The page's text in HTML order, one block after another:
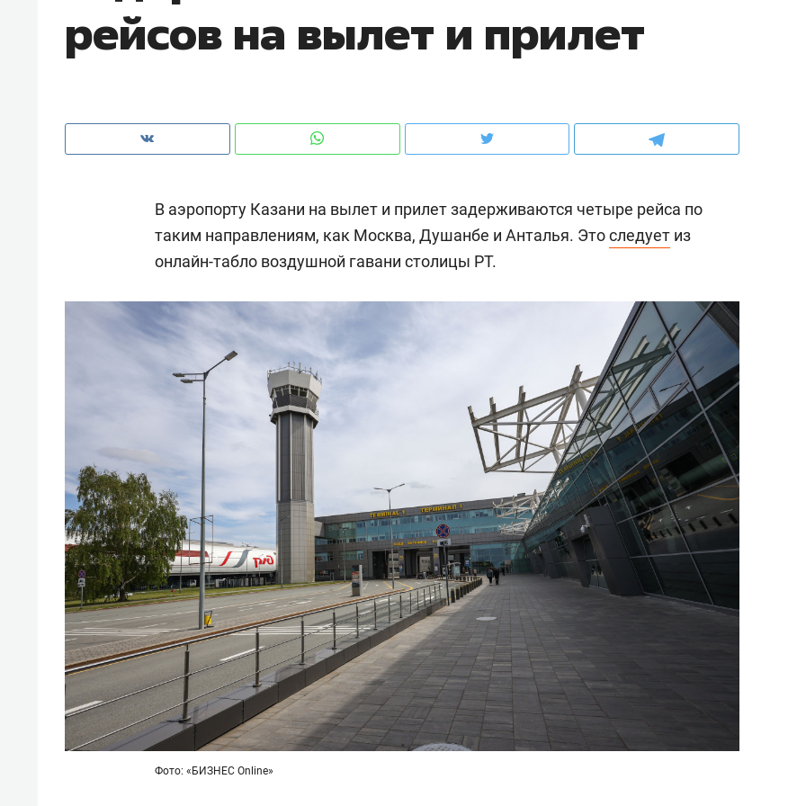
рейсов на вылет и прилет
В аэропорту Казани на вылет и прилет задерживаются четыре рейса по
таким направлениям, как Москва, Душанбе и Анталья. Этоследует из
онлайн-табло воздушной гавани столицы РТ.
Фото: «БИЗНЕС Online»
чем интересен Оман?
клиентах и чудных запросах мастеров
Рекомендуем
Оставить шум за волной: как
строят тишину в казанском
ЖК «Заря»
Психотерапевт «Фороса»:
«Директорский невроз» –
когда человек не считает
свою сверхнагрузку
Рекомендуем
Дизайнер-прораб
Наседкина: «Ремонт
с мебелью за 2
для меня это